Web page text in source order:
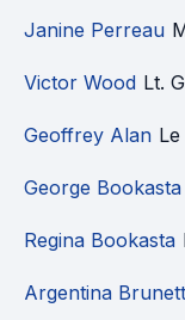
Janine Perreau
Victor Wood Lt.
Geoffrey Alan
George Bookasta
Regina Bookasta
Argentina